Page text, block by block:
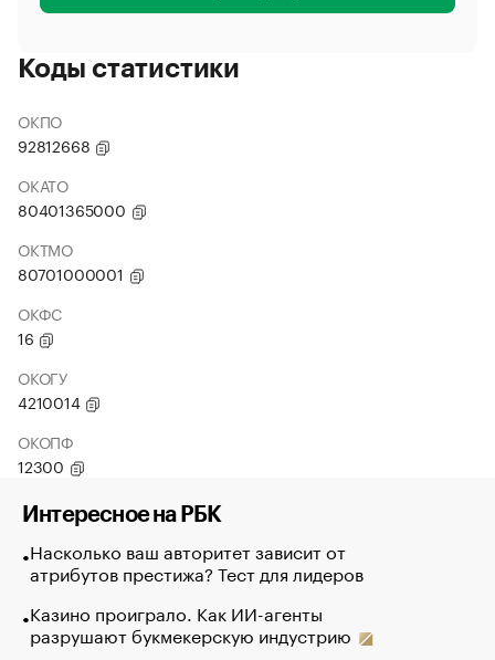
Коды статистики
ОКПО
92812668
ОКАТО
80401365000
ОКТМО
80701000001
ОКФС
16
ОКОГУ
4210014
ОКОПФ
12300
Интересное на РБК
Насколько ваш авторитет зависит от
атрибутов престижа? Тест для лидеров
Казино проиграло. Как ИИ-агенты
разрушают букмекерскую индустрию